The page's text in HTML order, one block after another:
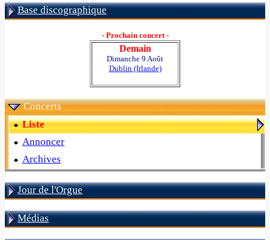
Base discographique
- Prochain concert -
Demain
Dimanche 9 Août
Dublin (Irlande)
Concerts
Liste
Annoncer
Archives
Jour de l'Orgue
Médias